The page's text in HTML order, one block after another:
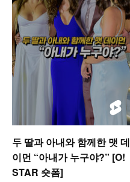
두 딸과 아내와 함께한 맷 데
이먼 “아내가 누구야?” [O!
STAR 숏폼]